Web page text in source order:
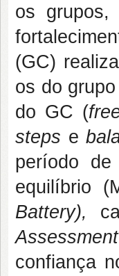
os grupos,
(GC)
os do
do GC (
steps e
período
equilíbrio
Battery),
confiança